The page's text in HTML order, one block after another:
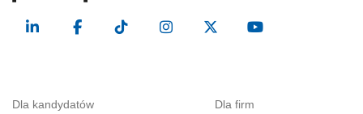
Dla kandydatów Dla firm